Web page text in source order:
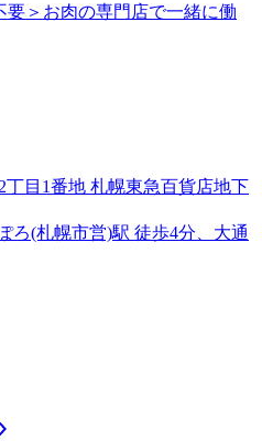
要＞お肉の専門店で一緒に働
目1番地 札幌東急百貨店地下
ろ(札幌市営)駅 徒歩4分、大通